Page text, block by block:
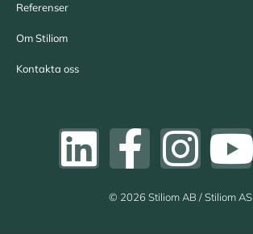
Referenser
Om Stiliom
Kontakta oss
© 2026 Stiliom AB / Stiliom AS